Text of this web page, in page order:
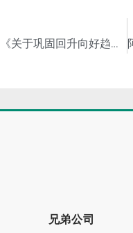
三部门联合印发《关于巩固回升向好趋势加力振作工业经济的通知》
兄弟公司